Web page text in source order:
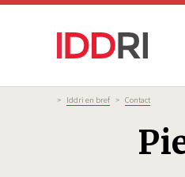
Aller
Fil
d'Ariane
> Iddri en bref > Contact